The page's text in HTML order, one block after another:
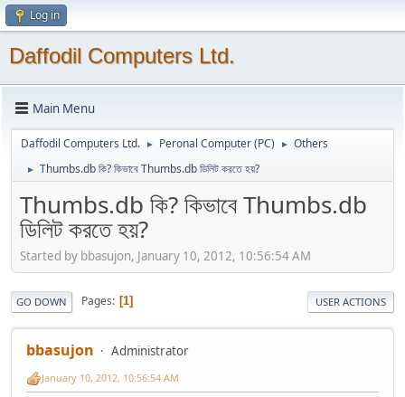
Log in
Daffodil Computers Ltd.
Main Menu
Daffodil Computers Ltd. ► Peronal Computer (PC) ► Others
► Thumbs.db কি? কিভাবে Thumbs.db ডিলিট করতে হয়?
Thumbs.db কি? কিভাবে Thumbs.db
ডিলিট করতে হয়?
Started by bbasujon, January 10, 2012, 10:56:54 AM
GO DOWN Pages 1 USER ACTIONS
bbasujon Administrator
January 10, 2012, 10:56:54 AM